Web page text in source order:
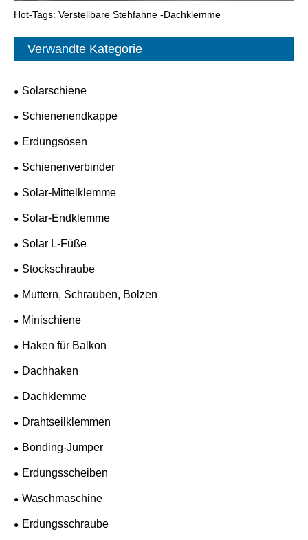
Hot-Tags: Verstellbare Stehfahne -Dachklemme
Verwandte Kategorie
Solarschiene
Schienenendkappe
Erdungsösen
Schienenverbinder
Solar-Mittelklemme
Solar-Endklemme
Solar L-Füße
Stockschraube
Muttern, Schrauben, Bolzen
Minischiene
Haken für Balkon
Dachhaken
Dachklemme
Drahtseilklemmen
Bonding-Jumper
Erdungsscheiben
Waschmaschine
Erdungsschraube